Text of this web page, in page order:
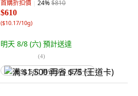
首購折扣價 24%$810
$610
($10.17/10g)
明天 8/8 (六) 預計送達
(4)
满 $1,500 再省 $75 (王道卡)